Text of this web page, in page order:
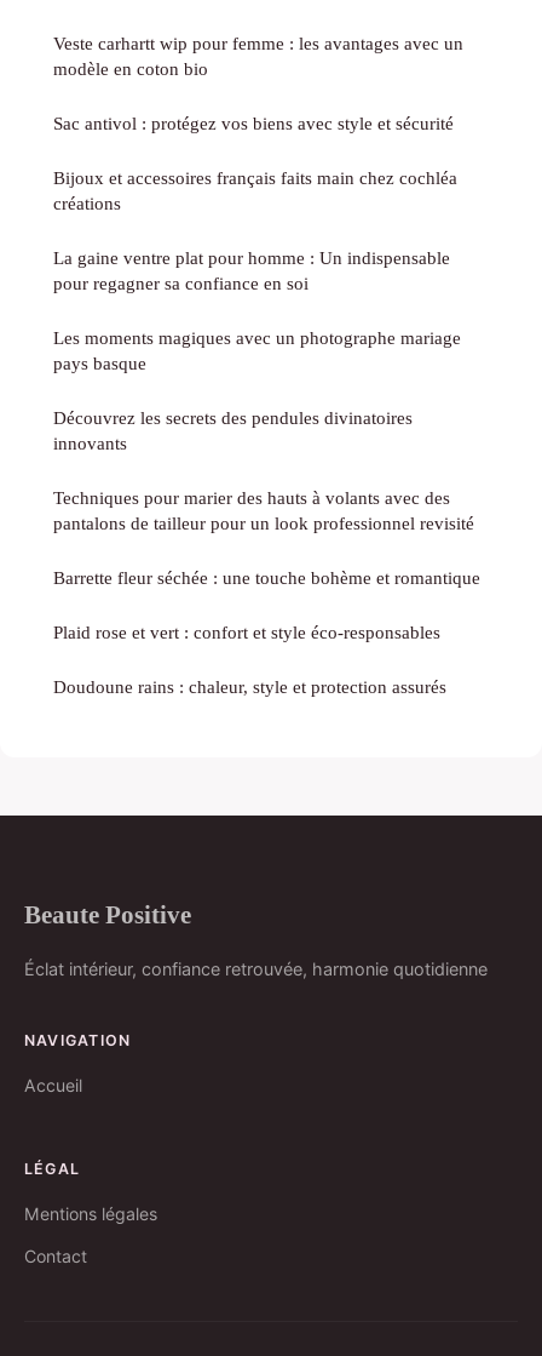
Veste carhartt wip pour femme : les avantages avec un
modèle en coton bio
Sac antivol : protégez vos biens avec style et sécurité
Bijoux et accessoires français faits main chez cochléa
créations
La gaine ventre plat pour homme : Un indispensable
pour regagner sa confiance en soi
Les moments magiques avec un photographe mariage
pays basque
Découvrez les secrets des pendules divinatoires
innovants
Techniques pour marier des hauts à volants avec des
pantalons de tailleur pour un look professionnel revisité
Barrette fleur séchée : une touche bohème et romantique
Plaid rose et vert : confort et style éco-responsables
Doudoune rains : chaleur, style et protection assurés
Beaute Positive
Éclat intérieur, confiance retrouvée, harmonie quotidienne
NAVIGATION
Accueil
LÉGAL
Mentions légales
Contact